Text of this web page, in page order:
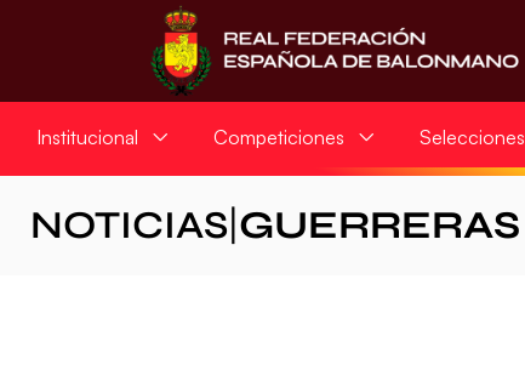
Institucional Competiciones Selecciones
NOTICIAS GUERRERAS